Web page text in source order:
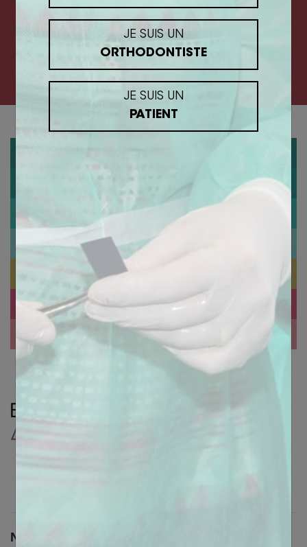
JE SUIS UN
ORTHODONTISTE
JE SUIS UN
PATIENT
Des formations dispensées par des experts
internationaux de la communication et du
management
ORTHODONTIE INVISIBLE DENTISTE
ACIDE HYALURONIQUE
1000 SOURIRES DU MAROC
PROTHÈSE DENTAIRE
ASSISTANT(E)
Nous contacter